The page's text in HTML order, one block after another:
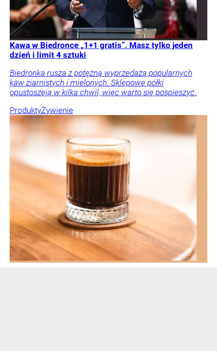
Kawa w Biedronce „1+1 gratis”. Masz tylko jeden
dzień i limit 4 sztuki
Biedronka rusza z potężną wyprzedażą popularnych
kaw ziarnistych i mielonych. Sklepowe półki
opustoszeją w kilka chwil, więc warto się pospieszyć.
ProduktyŻywienie